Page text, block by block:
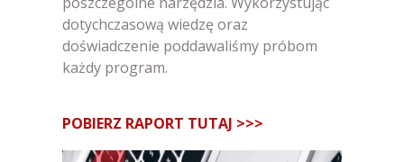
dotychczasową wiedzę oraz
doświadczenie poddawaliśmy próbom
każdy program.
POBIERZ RAPORT TUTAJ >>>